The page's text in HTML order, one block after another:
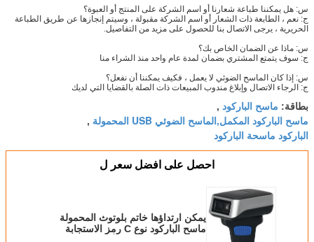
س: هل يمكننا طباعة شعارنا أو اسم الشركة على المنتج أو العبوة؟
ج: نعم ، الطابعة ذات الشعار أو اسم الشركة مقبولة ، وسيتم إنجازها عن طريق الطباعة
الحريرية ، يرجى الاتصال بنا للحصول على مزيد من التفاصيل.
س: ماذا عن الضمان الخاص بك؟
ج: سوف يتمتع المشتري بضمان لمدة عام واحد منذ الشراء منا
س: إذا كان الماسح الضوئي لا يعمل ، فكيف يمكننا أن نفعل؟
ج: الرجاء الاتصال وإبلاغ مندوب المبيعات ذات الصلة بالقضايا التي لديك
بطاقة: ماسح الباركود ,
ماسح الباركود المكمل,الماسح الضوئي USB المحمولة ,
الباركود ماسحة الباركود
احصل على افضل سعر ل
يمكن ارتداؤها خاتم بلوتوث المحمولة
ماسح الباركود نوع C رمز الاستجابة